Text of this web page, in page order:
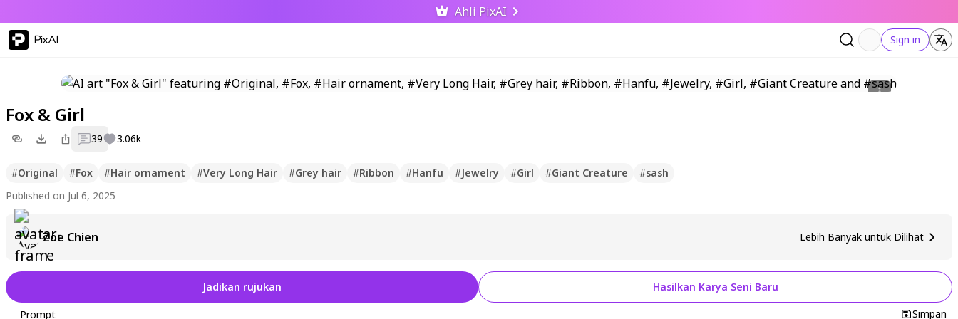
Ahli PixAI
PixAI Sign in
Fox & Girl
39 3.06k
#Original #Fox #Hair ornament #Very Long Hair #Grey hair #Ribbon #Hanfu #Jewelry #Girl #Giant Creature #sash
Published on Jul 6, 2025
Zoe Chien Lebih Banyak untuk Dilihat
Jadikan rujukan Hasilkan Karya Seni Baru
Prompt Simpan